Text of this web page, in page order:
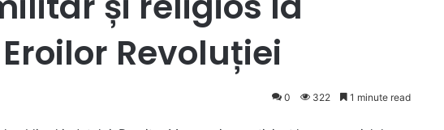
Revoluției
0 322 1 minute read